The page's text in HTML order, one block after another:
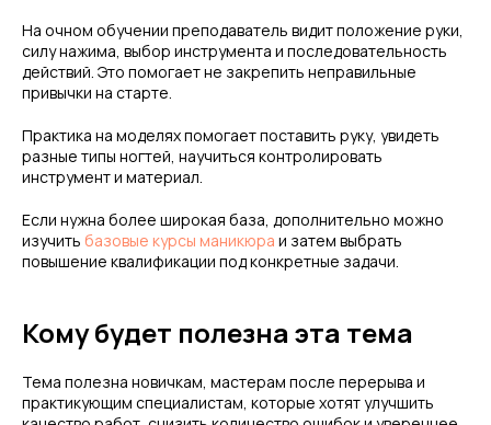
На очном обучении преподаватель видит положение руки,
силу нажима, выбор инструмента и последовательность
действий. Это помогает не закрепить неправильные
привычки на старте.
Практика на моделях помогает поставить руку, увидеть
разные типы ногтей, научиться контролировать
инструмент и материал.
Если нужна более широкая база, дополнительно можно
изучить базовые курсы маникюра и затем выбрать
повышение квалификации под конкретные задачи.
Кому будет полезна эта тема
Тема полезна новичкам, мастерам после перерыва и
практикующим специалистам, которые хотят улучшить